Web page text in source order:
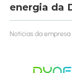
energia da
Notícias da empresa